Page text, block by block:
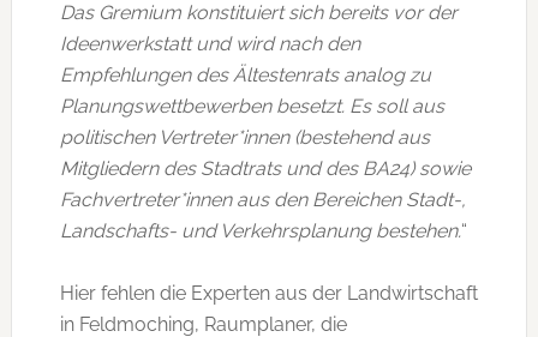
Das Gremium konstituiert sich bereits vor der
Ideenwerkstatt und wird nach den
Empfehlungen des Ältestenrats analog zu
Planungswettbewerben besetzt. Es soll aus
politischen Vertreter*innen (bestehend aus
Mitgliedern des Stadtrats und des BA24) sowie
Fachvertreter*innen aus den Bereichen Stadt-,
Landschafts- und Verkehrsplanung bestehen.“
Hier fehlen die Experten aus der Landwirtschaft
in Feldmoching, Raumplaner, die